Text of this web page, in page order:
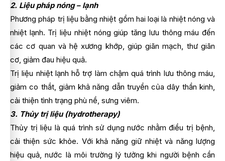
2. Liệu pháp nóng – lạnh
Phương pháp trị liệu bằng nhiệt gồm hai loại là nhiệt nóng và
nhiệt lạnh. Trị liệu nhiệt nóng giúp tăng lưu thông máu đến
các cơ quan và hệ xương khớp, giúp giãn mạch, thư giãn
cơ, giảm đau hiệu quả.
Trị liệu nhiệt lạnh hỗ trợ làm chậm quá trình lưu thông máu,
giảm co thắt, giảm khả năng dẫn truyền của dây thần kinh,
cải thiện tình trạng phù nề, sưng viêm.
3. Thủy trị liệu (hydrotherapy)
Thủy trị liệu là quá trình sử dụng nước nhằm điều trị bệnh,
cải thiện sức khỏe. Với khả năng giữ nhiệt và năng lượng
hiệu quả, nước là môi trường lý tưởng khi người bệnh cần